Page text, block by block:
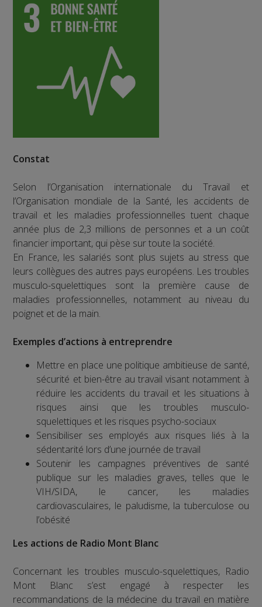
Constat
Selon l’Organisation internationale du Travail et
l’Organisation mondiale de la Santé, les accidents de
travail et les maladies professionnelles tuent chaque
année plus de 2,3 millions de personnes et a un coût
financier important, qui pèse sur toute la société.
En France, les salariés sont plus sujets au stress que
leurs collègues des autres pays européens. Les troubles
musculo-squelettiques sont la première cause de
maladies professionnelles, notamment au niveau du
poignet et de la main.
Exemples d’actions à entreprendre
Mettre en place une politique ambitieuse de santé,
sécurité et bien-être au travail visant notamment à
réduire les accidents du travail et les situations à
risques ainsi que les troubles musculo-
squelettiques et les risques psycho-sociaux
Sensibiliser ses employés aux risques liés à la
sédentarité lors d’une journée de travail
Soutenir les campagnes préventives de santé
publique sur les maladies graves, telles que le
VIH/SIDA, le cancer, les maladies
cardiovasculaires, le paludisme, la tuberculose ou
l’obésité
Les actions de Radio Mont Blanc
Concernant les troubles musculo-squelettiques, Radio
Mont Blanc s’est engagé à respecter les
recommandations de la médecine du travail en matière